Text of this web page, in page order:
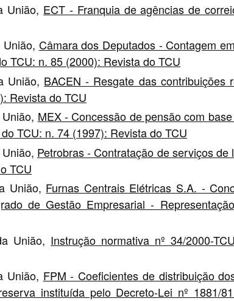
União, ECT - Franquia de agências de
Câmara dos Deputados - Contagem
TCU: n. 85 (2000): Revista do TCU
União, BACEN - Resgate das contribuições
Revista do TCU
MEX - Concessão de pensão com
TCU: n. 74 (1997): Revista do TCU
Petrobras - Contratação de serviços
TCU
União, Furnas Centrais Elétricas S.A. -
de Gestão Empresarial - Representação
União, Instrução normativa nº 34/2000-TCU
União, FPM - Coeficientes de distribuição
instituída pelo Decreto-Lei nº 1881/